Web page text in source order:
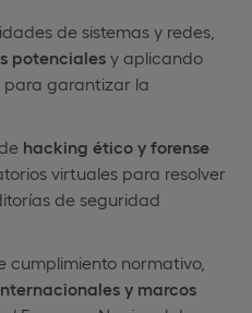
de sistemas y redes,
potenciales y aplicando
garantizar la
hacking ético y forense
virtuales para resolver
de seguridad
cumplimiento normativo,
y marcos